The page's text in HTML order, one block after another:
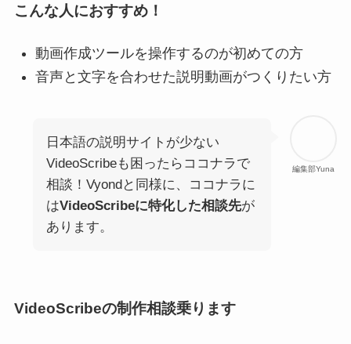
こんな人におすすめ！
動画作成ツールを操作するのが初めての方
音声と文字を合わせた説明動画がつくりたい方
編集部Yuna
日本語の説明サイトが少ない
VideoScribeも困ったらココナラで
相談！Vyondと同様に、ココナラに
はVideoScribeに特化した相談先が
あります。
VideoScribeの制作相談乗ります